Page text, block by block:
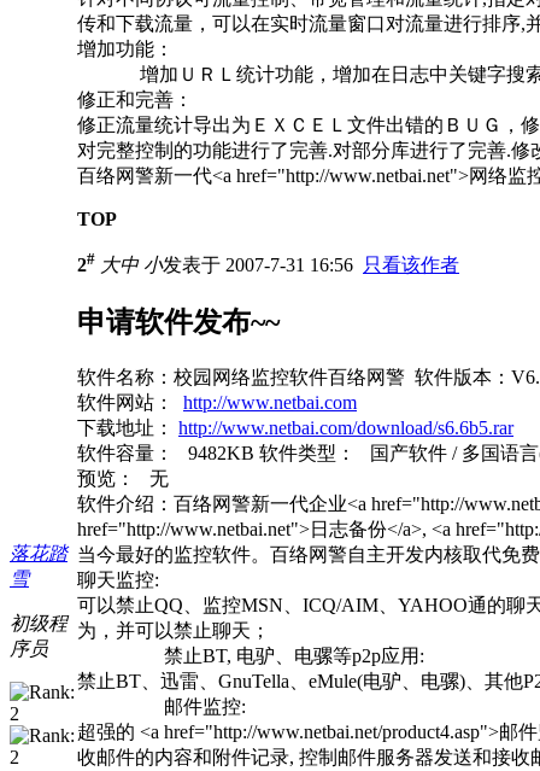
传和下载流量，可以在实时流量窗口对流量进行排序,
增加功能：
增加ＵＲＬ统计功能，增加在日志中关键字搜
修正和完善：
修正流量统计导出为ＥＸＣＥＬ文件出错的ＢＵＧ，
对完整控制的功能进行了完善.对部分库进行了完善.
百络网警新一代<a href="http://www.netbai.net">网络监
TOP
落花踏
雪
初级程
序员
2# 大中 小发表于 2007-7-31 16:56 只看该作者
申请软件发布~~
软件名称：校园网络监控软件百络网警 软件版本：
软件网站： http://www.netbai.com
下载地址： http://www.netbai.com/download/s6.6b5.rar
软件容量： 9482KB 软件类型： 国产软件 / 多国语
预览： 无
软件介绍：百络网警新一代企业<a href="http://
href="http://www.netbai.net">日志备份</a>, <a
当今最好的监控软件。百络网警自主开发内核取代免
聊天监控:
可以禁止QQ、监控MSN、ICQ/AIM、YAHOO通的聊
为，并可以禁止聊天；
禁止BT, 电驴、电骡等p2p应用:
禁止BT、迅雷、GnuTella、eMule(电驴、电骡)、其他
邮件监控:
超强的 <a href="http://www.netbai.net/product4.asp">
收邮件的内容和附件记录, 控制邮件服务器发送和接